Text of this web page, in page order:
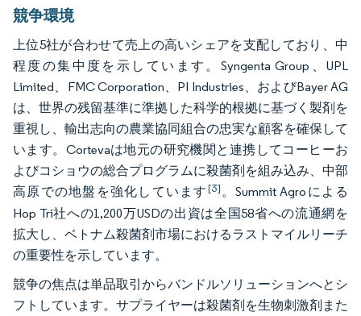
競争環境
上位5社が合わせて売上の高いシェアを支配しており、中
程度の集中度を示しています。Syngenta Group、UPL
Limited、FMC Corporation、PI Industries、およびBayer AG
は、世界の残留基準に準拠した科学的根拠に基づく製剤を
重視し、輸出志向の農業協同組合の忠実な顧客を確保して
います。Cortevaは地元の研究機関と連携してコーヒーお
よびコショウの総合プログラムに殺菌剤を組み込み、中部
高原での地盤を強化しています[3]。Summit Agroによる
Hop Tri社への1,200万USDの出資は全国58省への流通網を
拡大し、ベトナム殺菌剤市場におけるラストマイルリーチ
の重要性を示しています。
競争の焦点は単品取引からバンドルソリューションへとシ
フトしています。サプライヤーは殺菌剤を生物刺激剤また